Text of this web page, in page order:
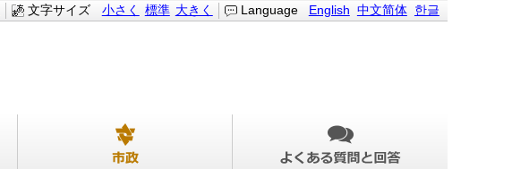
Language English 中文简体 한글
文字サイズ 小さく 標準 大きく